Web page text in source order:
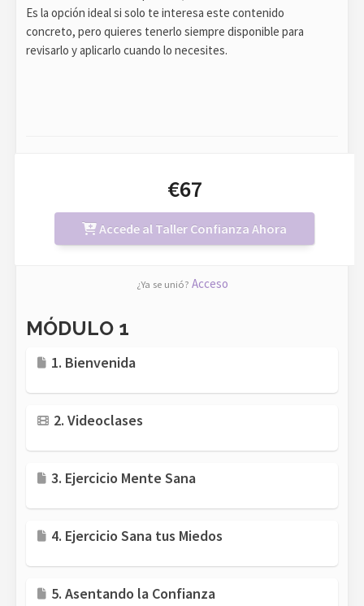
Es la opción ideal si solo te interesa este contenido
concreto, pero quieres tenerlo siempre disponible para
revisarlo y aplicarlo cuando lo necesites.
€67
Accede al Taller Confianza Ahora
¿Ya se unió? Acceso
MÓDULO 1
1. Bienvenida
2. Videoclases
3. Ejercicio Mente Sana
4. Ejercicio Sana tus Miedos
5. Asentando la Confianza